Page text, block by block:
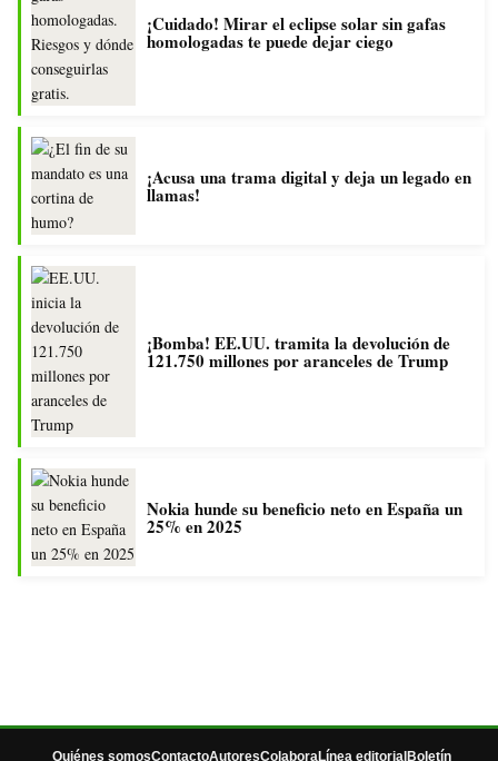
¡Cuidado! Mirar el eclipse solar sin gafas
homologadas te puede dejar ciego
¡Acusa una trama digital y deja un legado en
llamas!
¡Bomba! EE.UU. tramita la devolución de
121.750 millones por aranceles de Trump
Nokia hunde su beneficio neto en España un
25% en 2025
Quiénes somosContactoAutoresColaboraLínea editorial Boletín